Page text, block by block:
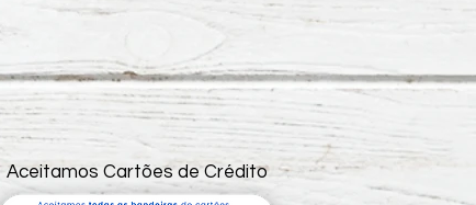
Aceitamos Cartões de Crédito